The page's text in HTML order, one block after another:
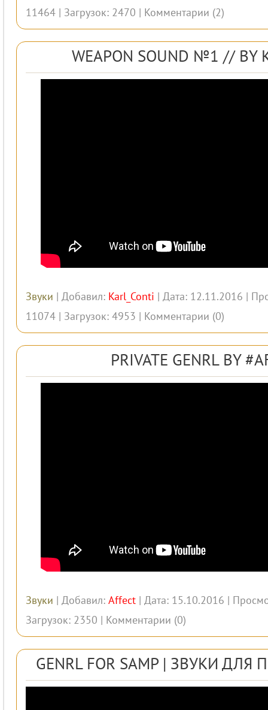
11464 | Загрузок: 2470 | Комментарии (2)
WEAPON SOUND №1 // BY
Звуки | Добавил: Karl_Conti | Дата: 12.11.2016 |
11074 | Загрузок: 4953 | Комментарии (0)
PRIVATE GENRL BY
Звуки | Добавил: Affect | Дата: 15.10.2016 |
Загрузок: 2350 | Комментарии (0)
GENRL FOR SAMP | ЗВУКИ